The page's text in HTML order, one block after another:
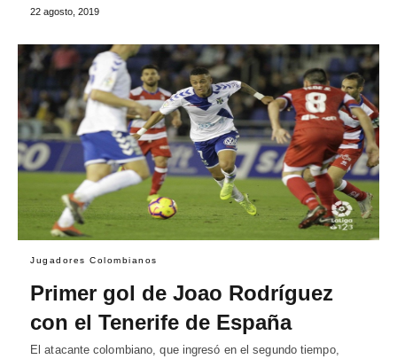
22 agosto, 2019
Jugadores Colombianos
Primer gol de Joao Rodríguez
con el Tenerife de España
El atacante colombiano, que ingresó en el segundo tiempo,